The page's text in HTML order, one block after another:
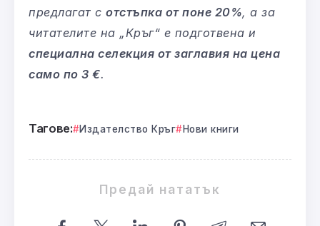
предлагат с отстъпка от поне 20%, а за
читателите на „Кръг“ е подготвена и
специална селекция от заглавия на цена
само по 3 €.
Тагове: Издателство Кръг Нови книги
Предай нататък